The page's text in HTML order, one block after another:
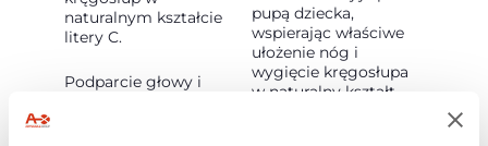
naturalnym kształcie
litery C.
Podparcie głowy i
pupą dziecka,
wspierając właściwe
ułożenie nóg i
wygięcie kręgosłupa
w naturalny kształt